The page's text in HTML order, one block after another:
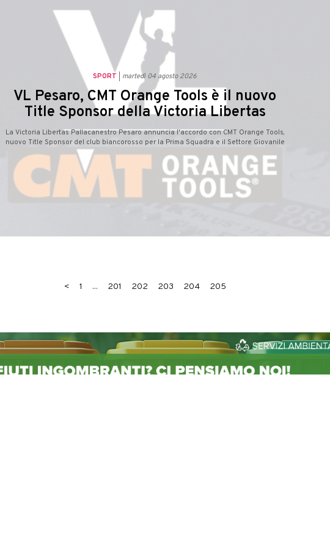
SPORT martedì 04 agosto 2026
VL Pesaro, CMT Orange Tools è il nuovo
Title Sponsor della Victoria Libertas
La Victoria Libertas Pallacanestro Pesaro annuncia l'accordo con CMT Orange Tools,
nuovo Title Sponsor del club biancorosso per la Prima Squadra e il Settore Giovanile
< 1 ... 201 202 203 204 205